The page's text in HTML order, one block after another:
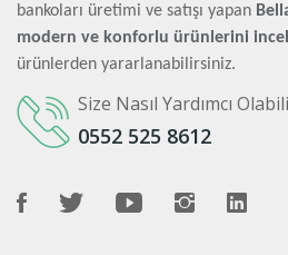
bankoları üretimi ve satışı yapan
modern ve konforlu ürünlerini
ürünlerden yararlanabilirsiniz.
Size Nasıl Yardımcı
0552 525 8612